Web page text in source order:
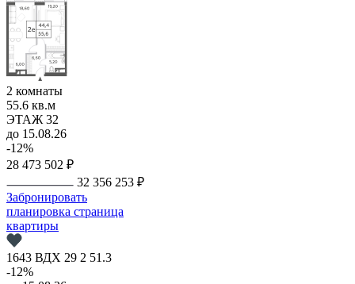
2 комнаты
55.6 кв.м
ЭТАЖ 32
до 15.08.26
-12%
28 473 502 ₽
32 356 253 ₽
Забронировать
планировка страница
квартиры
1643 ВДХ 29 2 51.3
-12%